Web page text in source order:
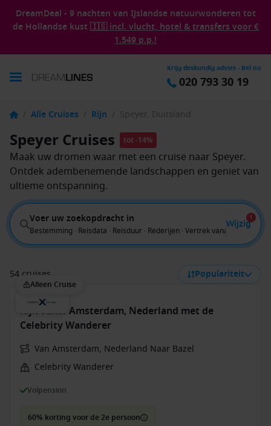
DreamDeal - 9 nachten van IJslandse natuurwonderen tot
de Hollandse kust 🇮🇸 incl. vlucht, hotel & transfers voor €
1.549 p.p.!
Krijg deskundig advies - Bel nu
020 793 30 19
/ Alle Cruises / Rijn / Speyer, Duitsland
Speyer Cruises tot -14%
Maak uw dromen waar met een cruise naar Speyer.
Ontdek adembenemende landschappen en geniet van
ultieme ontspanning.
Voer uw zoekopdracht in
Bestemming · Reisdata · Reisduur · Rederijen · Vertrek vanaf
Wijzig
1
54 cruises Populariteit
Alleen Cruise
Rijn vanaf Amsterdam, Nederland met de
Celebrity Wanderer
Van Amsterdam, Nederland Naar Bazel
Celebrity Wanderer
Volpension
60% korting voor de 2e persoon